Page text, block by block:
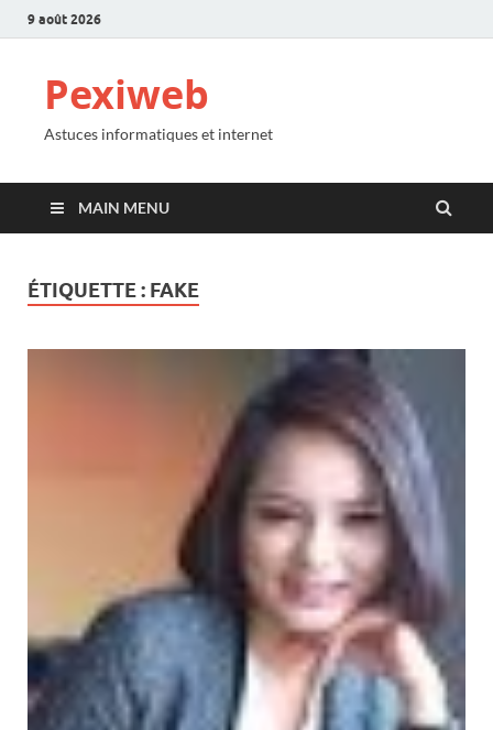
9 août 2026
Pexiweb
Astuces informatiques et internet
MAIN MENU
ÉTIQUETTE : FAKE